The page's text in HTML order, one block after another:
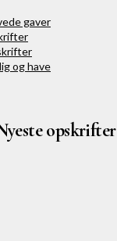
gaver
og have
opskrifter